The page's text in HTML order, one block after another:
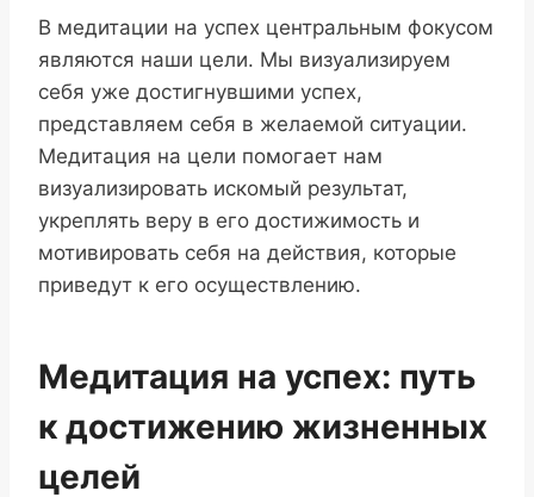
В медитации на успех центральным фокусом
являются наши цели. Мы визуализируем
себя уже достигнувшими успех,
представляем себя в желаемой ситуации.
Медитация на цели помогает нам
визуализировать искомый результат,
укреплять веру в его достижимость и
мотивировать себя на действия, которые
приведут к его осуществлению.
Медитация на успех: путь
к достижению жизненных
целей